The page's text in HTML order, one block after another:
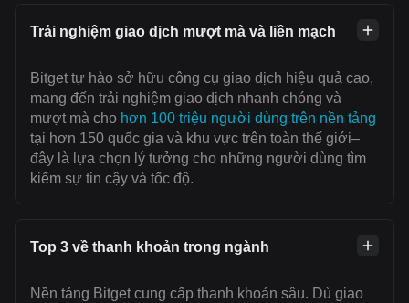
Trải nghiệm giao dịch mượt mà và liền mạch
Bitget tự hào sở hữu công cụ giao dịch hiệu quả cao,
mang đến trải nghiệm giao dịch nhanh chóng và
mượt mà cho hơn 100 triệu người dùng trên nền tảng
tại hơn 150 quốc gia và khu vực trên toàn thế giới–
đây là lựa chọn lý tưởng cho những người dùng tìm
kiếm sự tin cậy và tốc độ.
Top 3 về thanh khoản trong ngành
Nền tảng Bitget cung cấp thanh khoản sâu. Dù giao